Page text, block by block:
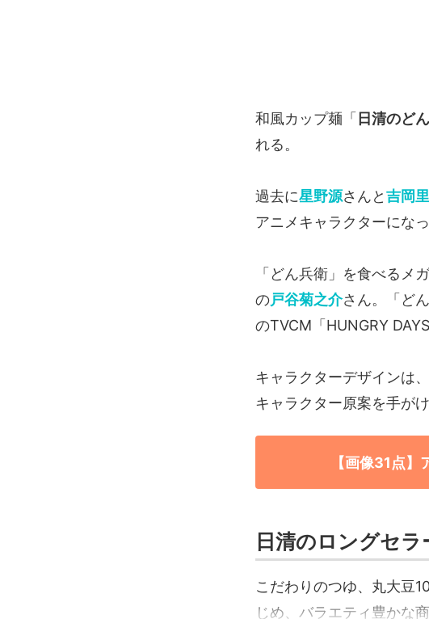
和風カップ麺「日清のど
れる。
過去に星野源さんと吉岡
アニメキャラクターになっ
「どん兵衛」を食べるメ
の戸谷菊之介さん。「ど
のTVCM「HUNGRY
キャラクターデザインは
キャラクター原案を手が
【画像31点
日清のロングセラ
こだわりのつゆ、丸大豆
じめ、バラエティ豊かな